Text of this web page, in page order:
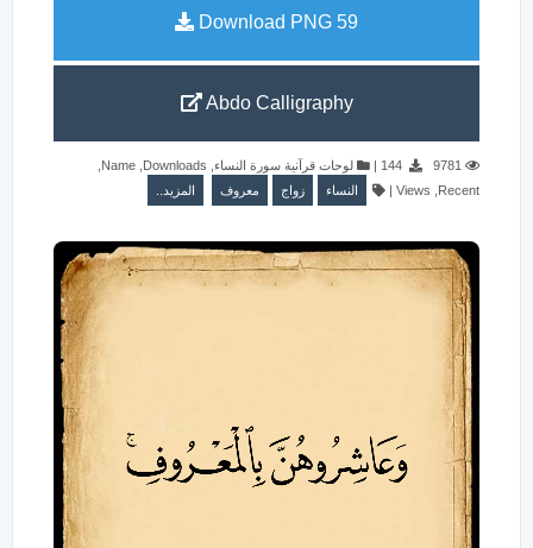
Download PNG 59
Abdo Calligraphy
9781
144
| لوحات قرآنية سورة النساء,
Downloads
,
Name
,
Recent
,
Views
| النساء زواج معروف المزيد..